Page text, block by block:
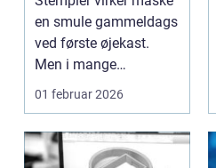
en smule gammeldags
ved første øjekast.
Men i mange
virksomheder og også
01 februar 2026